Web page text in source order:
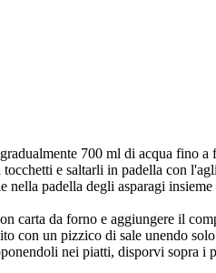
700 ml di acqua fino
e saltarli in padella con
nella padella degli asparagi
carta da forno e aggiungere il
con un pizzico di sale unendo
nei piatti, disporvi sopra i